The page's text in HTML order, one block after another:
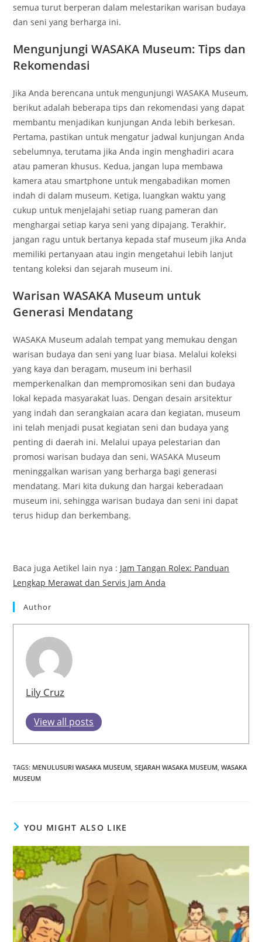
semua turut berperan dalam melestarikan warisan budaya
dan seni yang berharga ini.
Mengunjungi WASAKA Museum: Tips dan
Rekomendasi
Jika Anda berencana untuk mengunjungi WASAKA Museum,
berikut adalah beberapa tips dan rekomendasi yang dapat
membantu menjadikan kunjungan Anda lebih berkesan.
Pertama, pastikan untuk mengatur jadwal kunjungan Anda
sebelumnya, terutama jika Anda ingin menghadiri acara
atau pameran khusus. Kedua, jangan lupa membawa
kamera atau smartphone untuk mengabadikan momen
indah di dalam museum. Ketiga, luangkan waktu yang
cukup untuk menjelajahi setiap ruang pameran dan
menghargai setiap karya seni yang dipajang. Terakhir,
jangan ragu untuk bertanya kepada staf museum jika Anda
memiliki pertanyaan atau ingin mengetahui lebih lanjut
tentang koleksi dan sejarah museum ini.
Warisan WASAKA Museum untuk
Generasi Mendatang
WASAKA Museum adalah tempat yang memukau dengan
warisan budaya dan seni yang luar biasa. Melalui koleksi
yang kaya dan beragam, museum ini berhasil
memperkenalkan dan mempromosikan seni dan budaya
lokal kepada masyarakat luas. Dengan desain arsitektur
yang indah dan serangkaian acara dan kegiatan, museum
ini telah menjadi pusat kegiatan seni dan budaya yang
penting di daerah ini. Melalui upaya pelestarian dan
promosi warisan budaya dan seni, WASAKA Museum
meninggalkan warisan yang berharga bagi generasi
mendatang. Mari kita dukung dan hargai keberadaan
museum ini, sehingga warisan budaya dan seni ini dapat
terus hidup dan berkembang.
Baca juga Aetikel lain nya : Jam Tangan Rolex: Panduan
Lengkap Merawat dan Servis Jam Anda
Author
Lily Cruz
View all posts
TAGS: MENULUSURI WASAKA MUSEUM, SEJARAH WASAKA MUSEUM, WASAKA
MUSEUM
YOU MIGHT ALSO LIKE